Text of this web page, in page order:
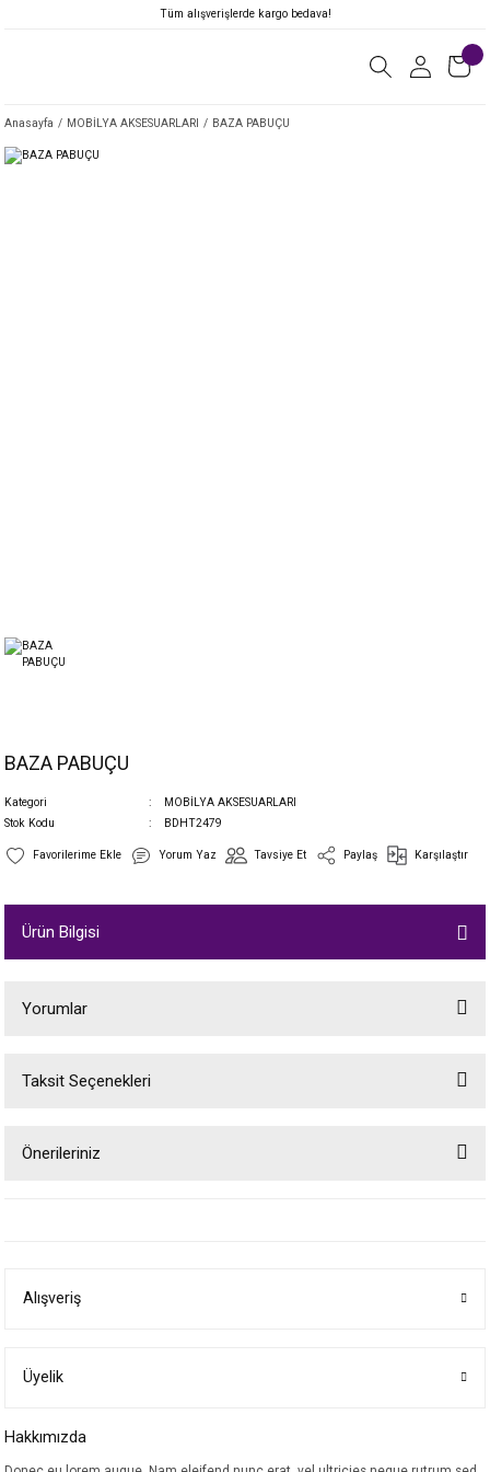
Tüm alışverişlerde kargo bedava!
Anasayfa MOBİLYA AKSESUARLARI BAZA PABUÇU
BAZA PABUÇU
Kategori
MOBİLYA AKSESUARLARI
Stok Kodu
BDHT2479
Yorum Yaz Tavsiye Et Paylaş Karşılaştır
Ürün Bilgisi
Yorumlar
Taksit Seçenekleri
Önerileriniz
Ürün bilgilerinde hatalar bulunuyor.
Bu ürüne benzer farklı alternatifler olmalı.
Alışveriş
Üyelik
Hakkımızda